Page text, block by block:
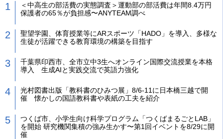
＜中高生の部活費の実態調査＞運動部の部活費は年間8.4万円
保護者の65％が負担感〜ANYTEAM調べ
聖望学園、体育授業等にARスポーツ「HADO」を導入、多様な
生徒が活躍できる教育環境の構築を目指す
千葉県印西市、全市立中3生へオンライン国際交流授業を本格
導入 生成AIと実践交流で英語力強化
光村図書出版「教科書のひみつ展」8/6-11に日本橋三越で開
催 懐かしの国語教科書や表紙の工夫を紹介
つくば市、小学生向け科学プログラム「つくばまるごとLAB」
を開始 研究機関集積の強み生かす〜第1回イベントを8/29に開
催